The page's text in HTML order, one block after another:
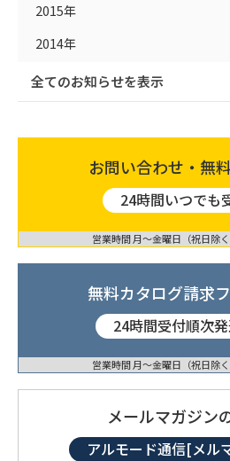
2015年
2014年
全てのお知らせを表示
お問い合わせ・無
24時間いつでも
営業時間 月〜金曜日（祝日除
無料カタログ請求
24時間受付順次
営業時間 月〜金曜日（祝日除
メールマガジン
アルモード通信[メル